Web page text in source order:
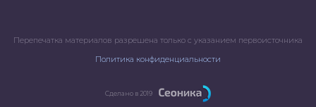
Перепечатка материалов разрешена только с указанием первоисточника
Политика конфиденциальности
Сделано в 2019